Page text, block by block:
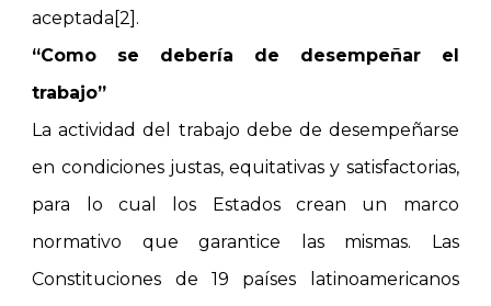
aceptada[2].
“Como se debería de desempeñar el
trabajo”
La actividad del trabajo debe de desempeñarse
en condiciones justas, equitativas y satisfactorias,
para lo cual los Estados crean un marco
normativo que garantice las mismas. Las
Constituciones de 19 países latinoamericanos